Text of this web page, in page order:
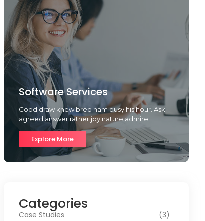
Software Services
Good draw knew bred ham busy his hour. Ask
agreed answer rather joy nature admire.
Explore More
Categories
Case Studies
(3)